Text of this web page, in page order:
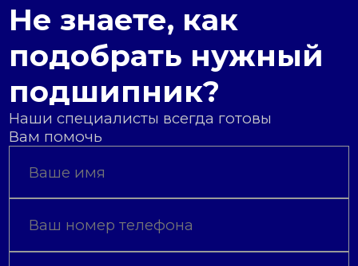
Не знаете, как
подобрать нужный
подшипник?
Наши специалисты всегда готовы
Вам помочь